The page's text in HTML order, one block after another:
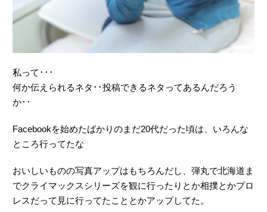
私って･･･
何か伝えられるネタ･･投稿できるネタってあるんだろう
か･･
Facebookを始めたばかりのまだ20代だった頃は、いろんな
ところ行ってたな
おいしいものの写真アップはもちろんだし、弾丸で北海道ま
でクライマックスシリーズを観に行ったりとか相撲とかプロ
レスだって見に行ってたこととかアップしてた。